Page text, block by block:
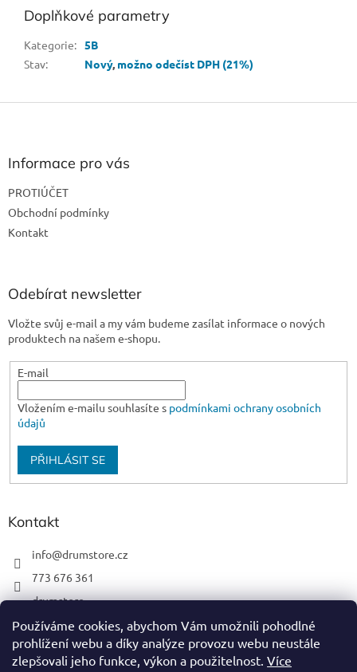
Používáme cookies, abychom Vám umožnili pohodlné
prohlížení webu a díky analýze provozu webu neustále
zlepšovali jeho funkce, výkon a použitelnost. Více
Doplňkové parametry
Kategorie:
5B
Stav: Nový, možno odečíst DPH (21%)
Z
Informace pro vás
PROTIÚČET
Obchodní podmínky
Kontakt
Odebírat newsletter
Vložte svůj e-mail a my vám budeme zasílat informace o nových
produktech na našem e-shopu.
E-mail
Vložením e-mailu souhlasíte s podmínkami ochrany osobních
údajů
PŘIHLÁSIT SE
Kontakt
info@drumstore.cz
773 676 361
drumstore
drumstore.cz
https://www.youtube.com/@DRUMSTOREPRAGUE